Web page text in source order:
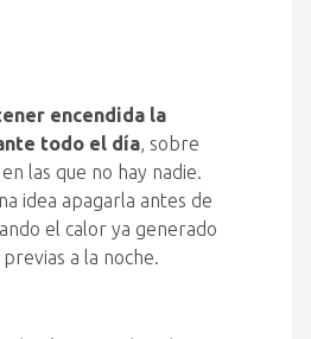
encendida la
todo el día, sobre
las que no hay nadie.
idea apagarla antes de
el calor ya generado
a la noche.